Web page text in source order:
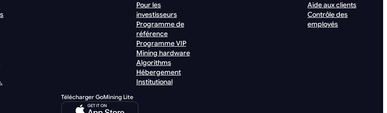
Pour les
investisseurs
Programme de
référence
Programme VIP
Mining hardware
Algorithms
Hébergement
Institutional
Aide aux clients
Contrôle des
employés
Télécharger GoMining Lite